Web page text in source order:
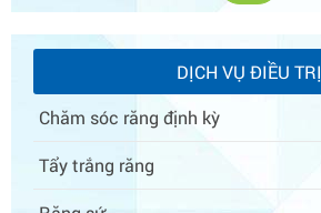
DỊCH VỤ ĐIỀU TRỊ
Chăm sóc răng định kỳ
Tẩy trắng răng